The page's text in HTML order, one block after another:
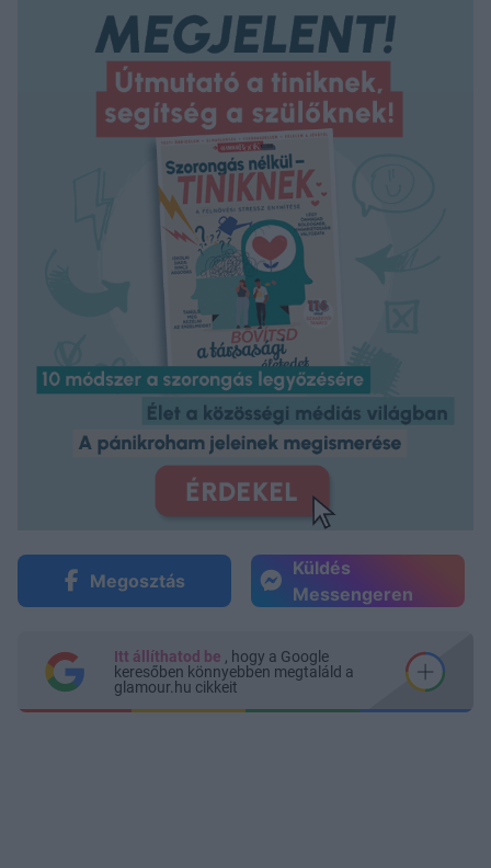
Megosztás
Küldés
Messengeren
Itt állíthatod be , hogy a Google
keresőben könnyebben megtaláld a
glamour.hu cikkeit